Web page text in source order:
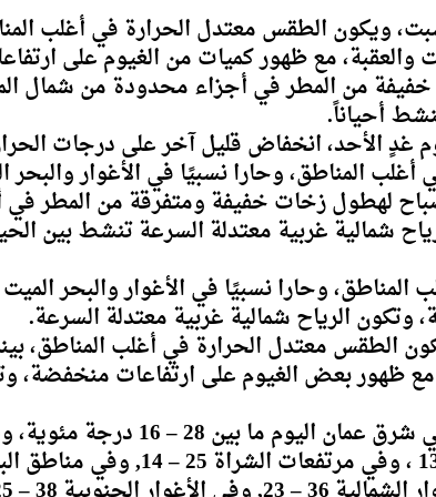
ويكون الطقس معتدل الحرارة في أغلب
والعقبة، مع ظهور كميات من الغيوم على
من المطر في أجزاء محدودة من شمال
أحياناً.
غدٍ الأحد، انخفاض قليل آخر على درجات
المناطق، وحارا نسبيًا في الأغوار والبحر
لهطول زخات خفيفة ومتفرقة من المطر في
شمالية غربية معتدلة السرعة تنشط بين
وحارا نسبيًا في الأغوار والبحر الميت
الرياح شمالية غربية معتدلة السرعة.
الطقس معتدل الحرارة في أغلب المناطق،
مع ظهور بعض الغيوم على ارتفاعات منخفضة،
وتتراوح درجات الحرارة العظمى والصغرى في شرق عمان